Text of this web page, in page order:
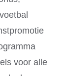
voor alle